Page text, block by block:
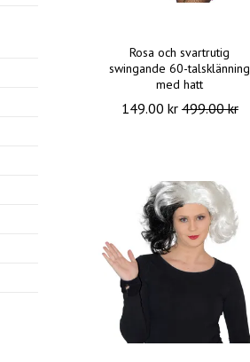
Rosa och svartrutig
swingande 60-talsklänning
med hatt
149.00 kr499.00 kr